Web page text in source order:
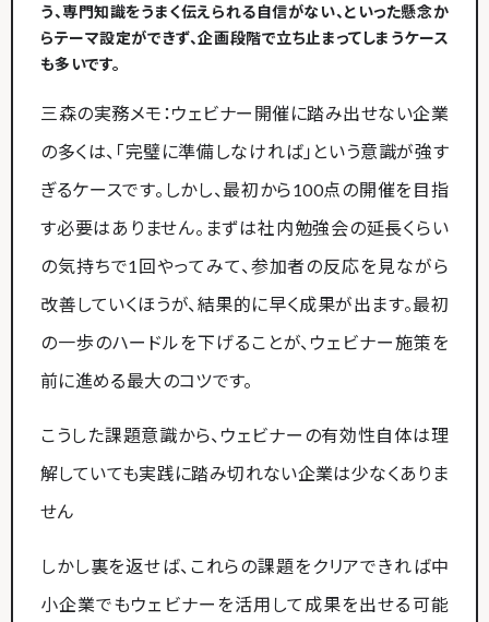
う、専門知識をうまく伝えられる自信がない、といった懸念か
らテーマ設定ができず、企画段階で立ち止まってしまうケース
も多いです。
三森の実務メモ：ウェビナー開催に踏み出せない企業
の多くは、「完璧に準備しなければ」という意識が強す
ぎるケースです。しかし、最初から100点の開催を目指
す必要はありません。まずは社内勉強会の延長くらい
の気持ちで1回やってみて、参加者の反応を見ながら
改善していくほうが、結果的に早く成果が出ます。最初
の一歩のハードルを下げることが、ウェビナー施策を
前に進める最大のコツです。
こうした課題意識から、ウェビナーの有効性自体は理
解していても実践に踏み切れない企業は少なくありま
せん​
しかし裏を返せば、これらの課題をクリアできれば中
小企業でもウェビナーを活用して成果を出せる可能